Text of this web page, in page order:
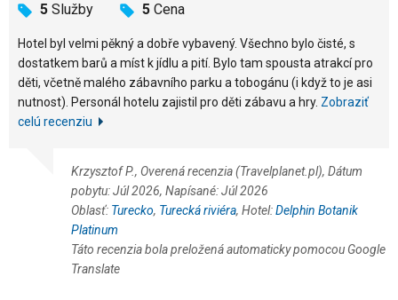
5 Služby 5 Cena
Hotel byl velmi pěkný a dobře vybavený. Všechno bylo čisté, s
dostatkem barů a míst k jídlu a pití. Bylo tam spousta atrakcí pro
děti, včetně malého zábavního parku a tobogánu (i když to je asi
nutnost). Personál hotelu zajistil pro děti zábavu a hry. Zobraziť
celú recenziu
Krzysztof P., Overená recenzia (Travelplanet.pl), Dátum
pobytu: Júl 2026, Napísané: Júl 2026
Oblasť: Turecko, Turecká riviéra, Hotel:Delphin Botanik
Platinum
Táto recenzia bola preložená automaticky pomocou Google
Translate